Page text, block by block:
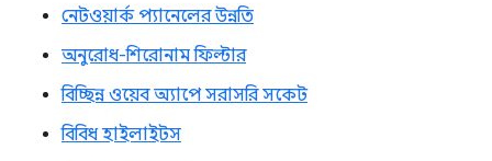
নেটওয়ার্ক প্যানেলের উন্নতি
অনুরোধ-শিরোনাম ফিল্টার
বিচ্ছিন্ন ওয়েব অ্যাপে সরাসরি সকেট
বিবিধ হাইলাইটস